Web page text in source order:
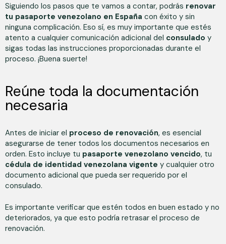
Siguiendo los pasos que te vamos a contar, podrás renovar
tu pasaporte venezolano en España con éxito y sin
ninguna complicación. Eso sí, es muy importante que estés
atento a cualquier comunicación adicional del consulado y
sigas todas las instrucciones proporcionadas durante el
proceso. ¡Buena suerte!
Reúne toda la documentación
necesaria
Antes de iniciar el proceso de renovación, es esencial
asegurarse de tener todos los documentos necesarios en
orden. Esto incluye tu pasaporte venezolano vencido, tu
cédula de identidad venezolana vigente y cualquier otro
documento adicional que pueda ser requerido por el
consulado.
Es importante verificar que estén todos en buen estado y no
deteriorados, ya que esto podría retrasar el proceso de
renovación.